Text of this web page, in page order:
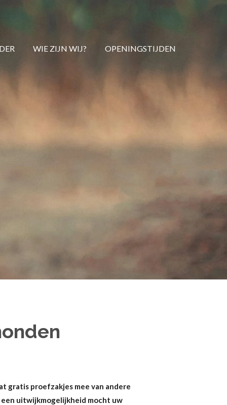
WIE ZIJN WIJ? OPENINGSTIJDEN
gratis proefzakjes mee van andere
uitwijkmogelijkheid mocht uw